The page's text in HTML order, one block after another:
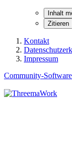
Inhalt
Zitieren
Kontakt
Impressum
Community-